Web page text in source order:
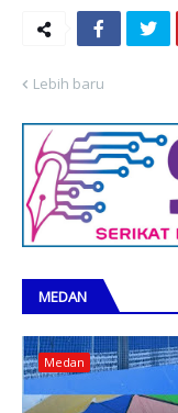
Lebih baru
MEDAN
Medan